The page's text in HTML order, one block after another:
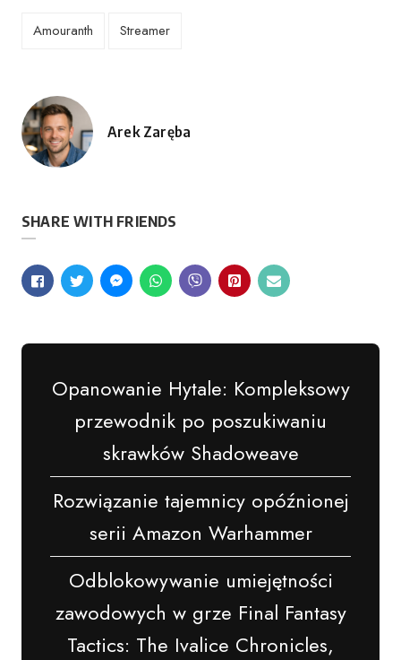
Amouranth Streamer
Opublikowane
Arek Zaręba
SHARE WITH FRIENDS
Opanowanie Hytale: Kompleksowy
przewodnik po poszukiwaniu
skrawków Shadoweave
Rozwiązanie tajemnicy opóźnionej
serii Amazon Warhammer
Odblokowywanie umiejętności
zawodowych w grze Final Fantasy
Tactics: The Ivalice Chronicles,